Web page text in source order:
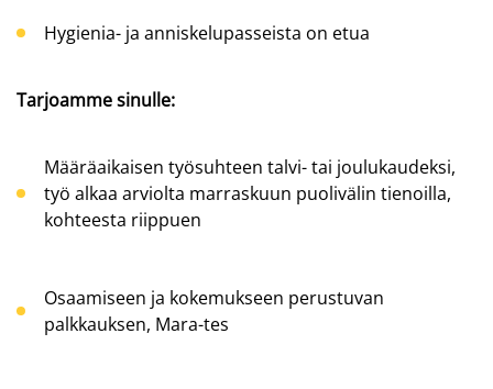
Hygienia- ja anniskelupasseista on etua
Tarjoamme sinulle:
Määräaikaisen työsuhteen talvi- tai joulukaudeksi,
työ alkaa arviolta marraskuun puolivälin tienoilla,
kohteesta riippuen
Osaamiseen ja kokemukseen perustuvan
palkkauksen, Mara-tes